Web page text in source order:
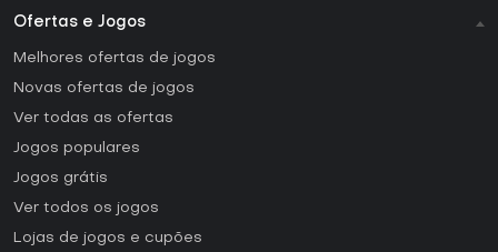
Ofertas e Jogos
Melhores ofertas de jogos
Novas ofertas de jogos
Ver todas as ofertas
Jogos populares
Jogos grátis
Ver todos os jogos
Lojas de jogos e cupões